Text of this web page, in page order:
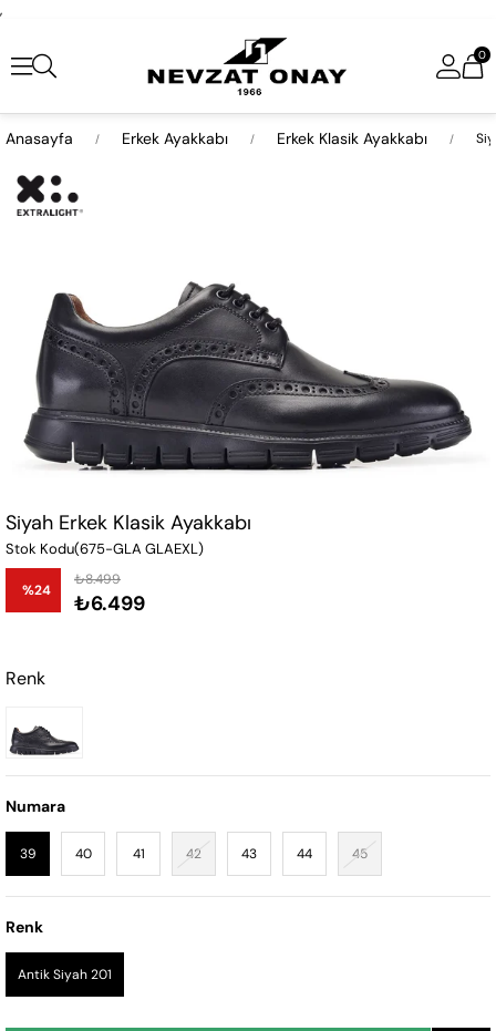
,
0
Anasayfa Erkek Ayakkabı Erkek Klasik Ayakkabı
Siyah Erkek Klasik Ayakkabı
Stok Kodu(675-GLA GLAEXL)
%24
İndirim
₺8.499
₺6.499
Renk
Numara
39 40 41 42 43 44 45
Renk
Antik Siyah 201